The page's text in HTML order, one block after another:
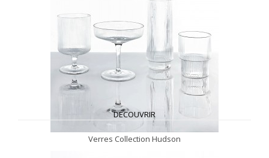
DÉCOUVRIR
Verres Collection Hudson